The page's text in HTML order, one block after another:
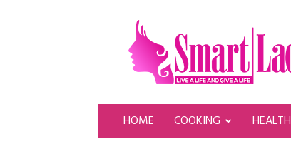
SmartLady
HOME COOKING HEALTH